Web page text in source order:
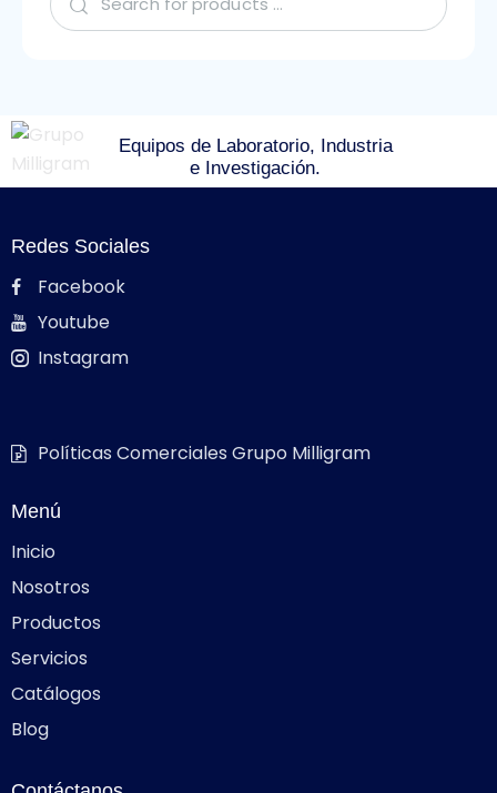
Equipos de Laboratorio, Industria
e Investigación.
Redes Sociales
Facebook
Youtube
Instagram
Políticas Comerciales Grupo Milligram
Menú
Inicio
Nosotros
Productos
Servicios
Catálogos
Blog